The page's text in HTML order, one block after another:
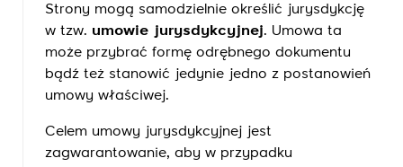
Strony mogą samodzielnie określić jurysdykcję
w tzw. umowie jurysdykcyjnej. Umowa ta
może przybrać formę odrębnego dokumentu
bądź też stanowić jedynie jedno z postanowień
umowy właściwej.
Celem umowy jurysdykcyjnej jest
zagwarantowanie, aby w przypadku